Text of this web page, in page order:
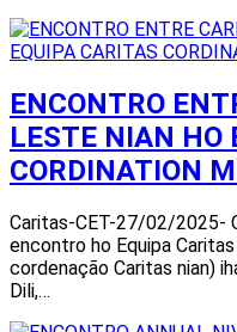
ENCONTRO
LESTE NIAN HO
CORDINATION
Caritas-CET-27/02/2025-
encontro ho Equipa
cordenação Caritas nian)
Dili,…